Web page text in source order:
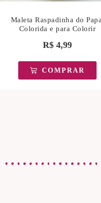
Maleta Raspadinha do
Colorida e para Colorir
R$ 4,99
COMPRAR